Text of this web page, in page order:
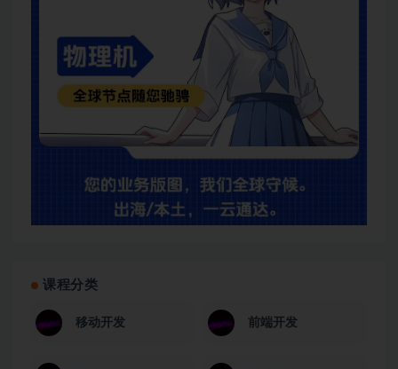
课程分类
移动开发 前端开发